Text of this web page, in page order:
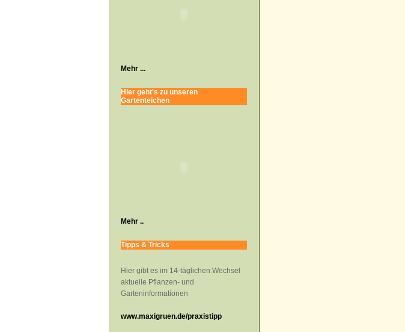
Mehr ...
Hier geht's zu unseren
Gartenteichen
Mehr ..
Tipps & Tricks
Hier gibt es im 14-täglichen Wechsel
aktuelle Pflanzen- und
Garteninformationen
www.maxigruen.de/praxistipp